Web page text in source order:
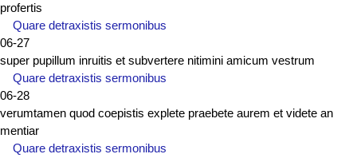
profertis
Quare detraxistis sermonibus
06-27
super pupillum inruitis et subvertere nitimini amicum vestrum
Quare detraxistis sermonibus
06-28
verumtamen quod coepistis explete praebete aurem et videte an
mentiar
Quare detraxistis sermonibus